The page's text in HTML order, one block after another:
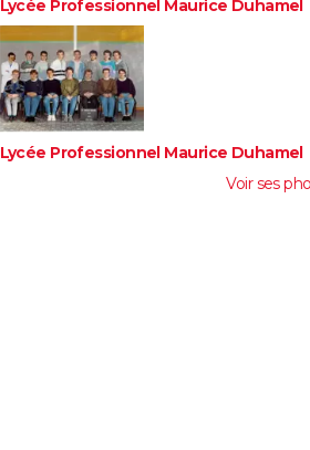
Lycée Professionnel Maurice Duhamel
Lycée Professionnel Maurice Duhamel
Voir ses